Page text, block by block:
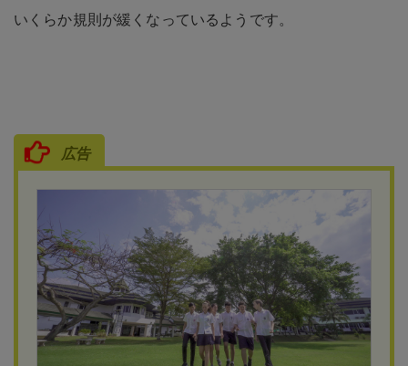
いくらか規則が緩くなっているようです。
広告